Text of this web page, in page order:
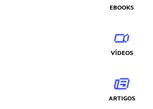
EBOOKS
VÍDEOS
ARTIGOS